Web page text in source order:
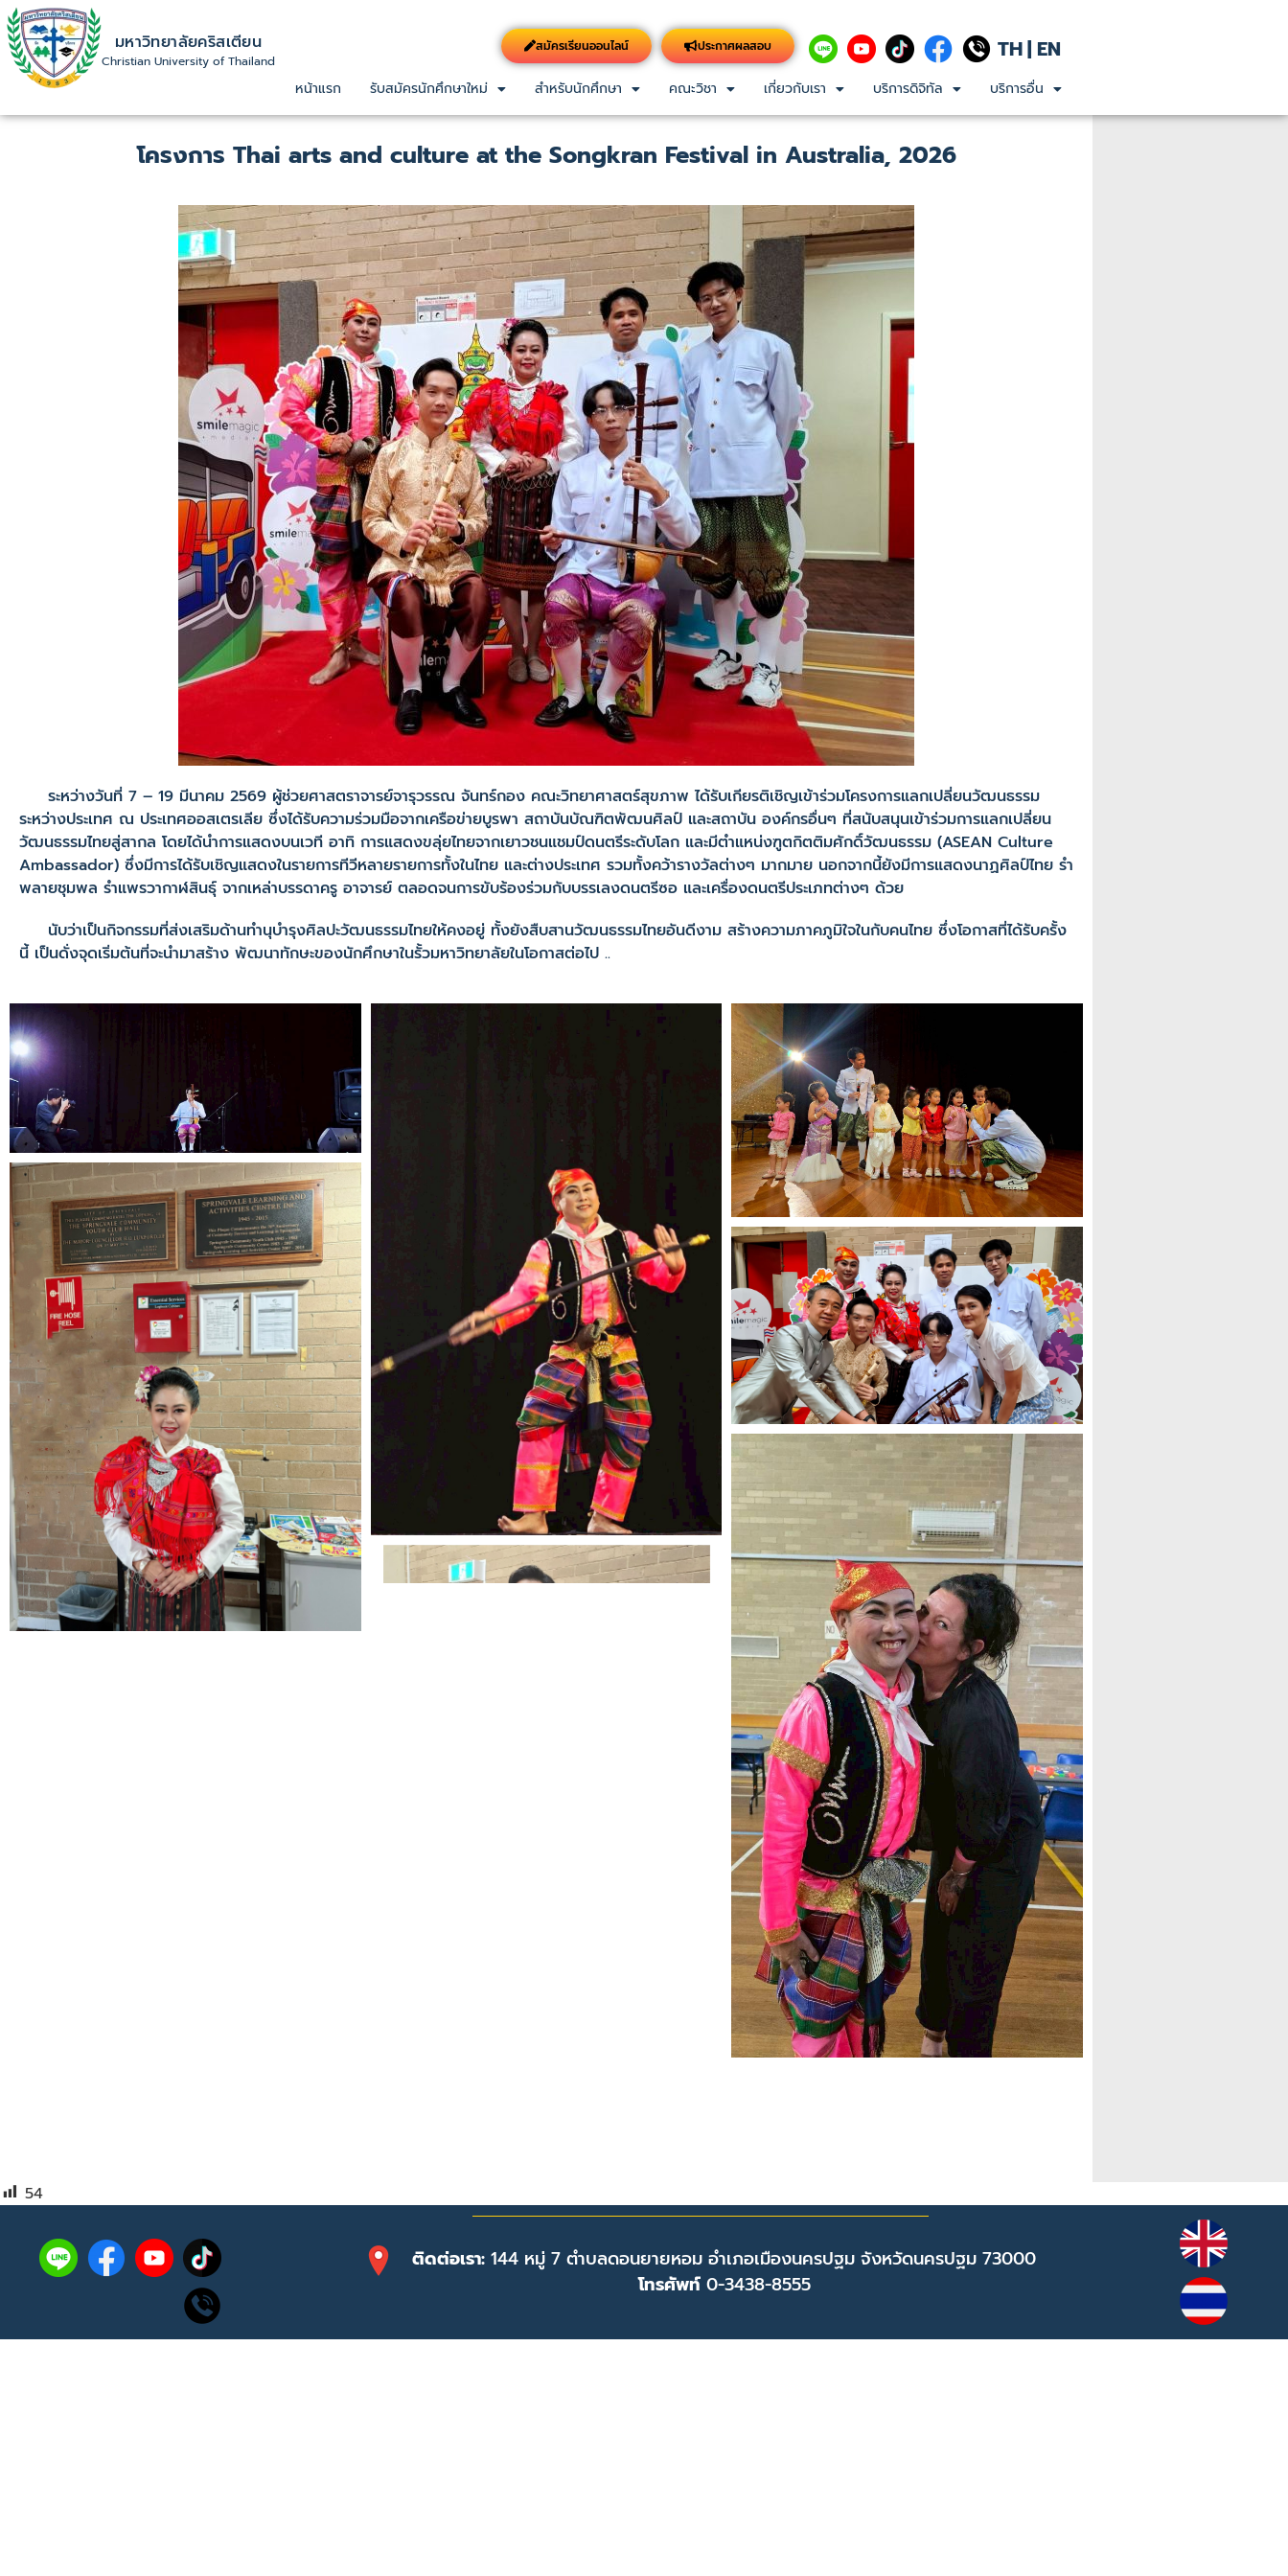
มหาวิทยาลัยคริสเตียน
Christian University of Thailand
สมัครเรียนออนไลน์ ประกาศผลสอบ TH| EN
หน้าแรก รับสมัครนักศึกษาใหม่ สำหรับนักศึกษา คณะวิชา เกี่ยวกับเรา บริการดิจิทัล บริการอื่น
โครงการ Thai arts and culture at the Songkran Festival in Australia, 2026
ระหว่างวันที่ 7 – 19 มีนาคม 2569 ผู้ช่วยศาสตราจารย์จารุวรรณ จันทร์กอง คณะวิทยาศาสตร์สุขภาพ ได้รับเกียรติเชิญเข้าร่วมโครงการแลกเปลี่ยนวัฒนธรรม
ระหว่างประเทศ ณ ประเทศออสเตรเลีย ซึ่งได้รับความร่วมมือจากเครือข่ายบูรพา สถาบันบัณฑิตพัฒนศิลป์ และสถาบัน องค์กรอื่นๆ ที่สนับสนุนเข้าร่วมการแลกเปลี่ยน
วัฒนธรรมไทยสู่สากล โดยได้นำการแสดงบนเวที อาทิ การแสดงขลุ่ยไทยจากเยาวชนแชมป์ดนตรีระดับโลก และมีตำแหน่งฑูตกิตติมศักดิ์วัฒนธรรม (ASEAN Culture
Ambassador) ซึ่งมีการได้รับเชิญแสดงในรายการทีวีหลายรายการทั้งในไทย และต่างประเทศ รวมทั้งคว้ารางวัลต่างๆ มากมาย นอกจากนี้ยังมีการแสดงนาฏศิลป์ไทย รำ
พลายชุมพล รำแพรวากาฬสินธุ์ จากเหล่าบรรดาครู อาจารย์ ตลอดจนการขับร้องร่วมกับบรรเลงดนตรีซอ และเครื่องดนตรีประเภทต่างๆ ด้วย
นับว่าเป็นกิจกรรมที่ส่งเสริมด้านทำนุบำรุงศิลปะวัฒนธรรมไทยให้คงอยู่ ทั้งยังสืบสานวัฒนธรรมไทยอันดีงาม สร้างความภาคภูมิใจในกับคนไทย ซึ่งโอกาสที่ได้รับครั้ง
นี้ เป็นดั่งจุดเริ่มต้นที่จะนำมาสร้าง พัฒนาทักษะของนักศึกษาในรั้วมหาวิทยาลัยในโอกาสต่อไป ..
54
ติดต่อเรา:144 หมู่ 7 ตำบลดอนยายหอม อำเภอเมืองนครปฐม จังหวัดนครปฐม 73000
โทรศัพท์0-3438-8555